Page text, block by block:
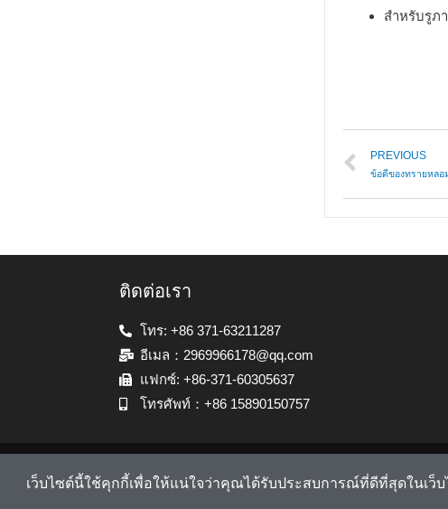
เว็บไซต์นี้ใช้คุกกี้เพื่อให้แน่ใจว่าคุณได้รับประสบการณ์ที่ดีที่สุดในเว็บ
สำหรับรูภ
PREVIOUS
ข้อดีของทรายหลอ
ติดต่อเรา
โทร: +86 371-63211287
อีเมล：2969966178@qq.com
แฟกซ์: +86-371-60305637
โทรศัพท์：+86 15890150757